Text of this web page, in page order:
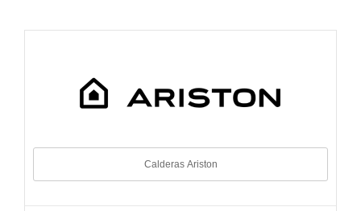
Calderas Ariston